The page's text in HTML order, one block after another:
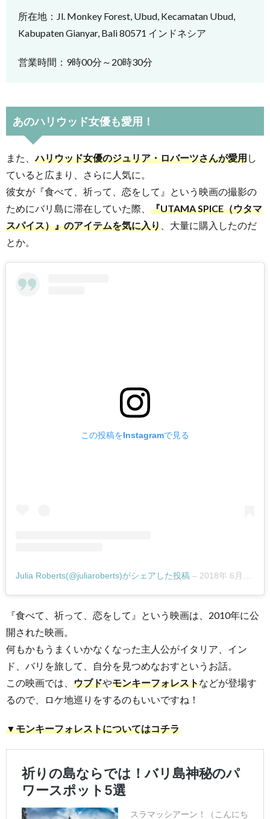
で手
りや
ナチ
メ！
所在地：Jl. Monkey Forest, Ubud, Kecamatan Ubud,
Kabupaten Gianyar, Bali 80571 インドネシア
営業時間：9時00分～20時30分
あのハリウッド女優も愛用！
また、ハリウッド女優のジュリア・ロバーツさんが愛用し
ていると広まり、さらに人気に。
彼女が『食べて、祈って、恋をして』という映画の撮影の
ためにバリ島に滞在していた際、 『UTAMA SPICE（ウタマ
スパイス）』のアイテムを気に入り 、大量に購入したのだ
とか。
この投稿をInstagramで見る
Julia Roberts(@juliaroberts)がシェアした投稿 – 2018年 6月月26日午後12時57分PDT
『食べて、祈って、恋をして』という映画は、2010年に公
開された映画。
何もかもうまくいかなくなった主人公がイタリア、イン
ド、バリを旅して、自分を見つめなおすというお話。
この映画では、 ウブドやモンキーフォレストなどが登場す
るので、ロケ地巡りをするのもいいですね！
▼モンキーフォレストについてはコチラ